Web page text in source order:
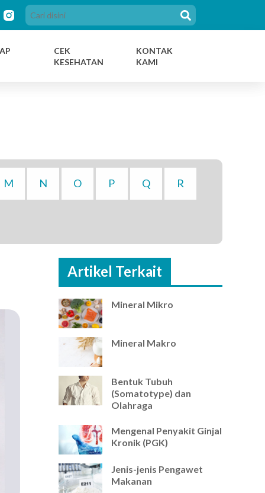
CEK
KESEHATAN
KONTAK
KAMI
M N O P Q R
Artikel Terkait
Mineral Mikro
Mineral Makro
Bentuk Tubuh
(Somatotype) dan
Olahraga
Mengenal Penyakit Ginjal
Kronik (PGK)
Jenis-jenis Pengawet
Makanan